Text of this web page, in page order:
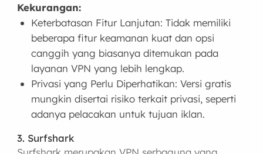
Kekurangan:
Keterbatasan Fitur Lanjutan: Tidak memiliki
beberapa fitur keamanan kuat dan opsi
canggih yang biasanya ditemukan pada
layanan VPN yang lebih lengkap.
Privasi yang Perlu Diperhatikan: Versi gratis
mungkin disertai risiko terkait privasi, seperti
adanya pelacakan untuk tujuan iklan.
3. Surfshark